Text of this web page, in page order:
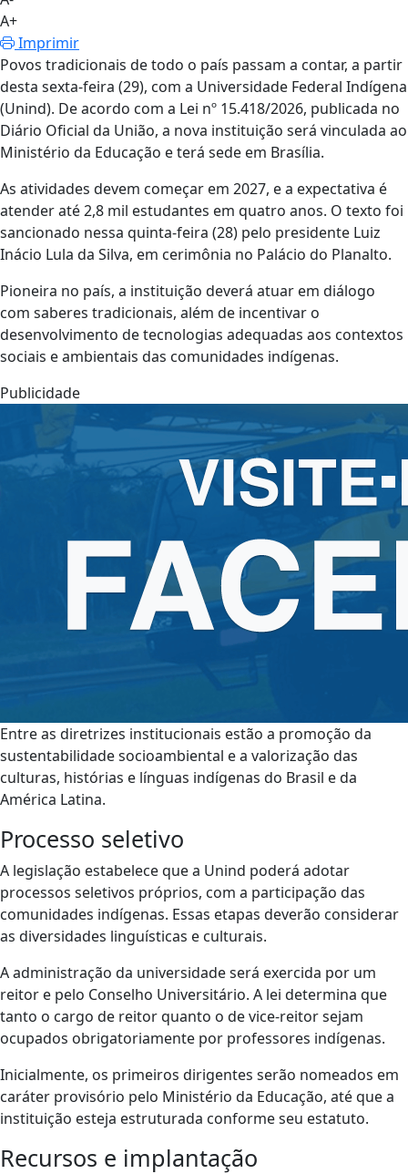
A+
Imprimir
Povos tradicionais de todo o país passam a contar, a partir
desta sexta-feira (29), com a Universidade Federal Indígena
(Unind). De acordo com a Lei nº 15.418/2026, publicada no
Diário Oficial da União, a nova instituição será vinculada ao
Ministério da Educação e terá sede em Brasília.
As atividades devem começar em 2027, e a expectativa é
atender até 2,8 mil estudantes em quatro anos. O texto foi
sancionado nessa quinta-feira (28) pelo presidente Luiz
Inácio Lula da Silva, em cerimônia no Palácio do Planalto.
Pioneira no país, a instituição deverá atuar em diálogo
com saberes tradicionais, além de incentivar o
desenvolvimento de tecnologias adequadas aos contextos
sociais e ambientais das comunidades indígenas.
Publicidade
Entre as diretrizes institucionais estão a promoção da
sustentabilidade socioambiental e a valorização das
culturas, histórias e línguas indígenas do Brasil e da
América Latina.
Processo seletivo
A legislação estabelece que a Unind poderá adotar
processos seletivos próprios, com a participação das
comunidades indígenas. Essas etapas deverão considerar
as diversidades linguísticas e culturais.
A administração da universidade será exercida por um
reitor e pelo Conselho Universitário. A lei determina que
tanto o cargo de reitor quanto o de vice-reitor sejam
ocupados obrigatoriamente por professores indígenas.
Inicialmente, os primeiros dirigentes serão nomeados em
caráter provisório pelo Ministério da Educação, até que a
instituição esteja estruturada conforme seu estatuto.
Recursos e implantação